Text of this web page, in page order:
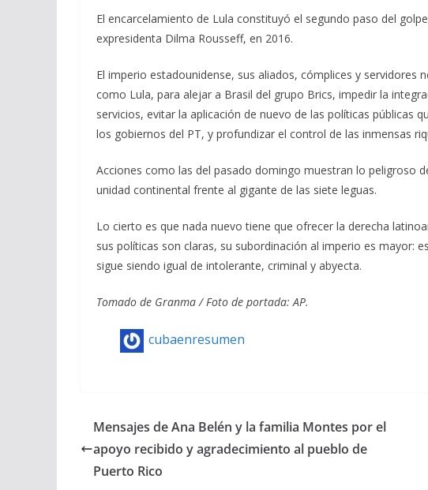
El encarcelamiento de Lula constituyó el segundo paso del
expresidenta Dilma Rousseff, en 2016.
El imperio estadounidense, sus aliados, cómplices y servidores
como Lula, para alejar a Brasil del grupo Brics, impedir la
servicios, evitar la aplicación de nuevo de las políticas públicas
los gobiernos del PT, y profundizar el control de las inmensas
Acciones como las del pasado domingo muestran lo peligroso
unidad continental frente al gigante de las siete leguas.
Lo cierto es que nada nuevo tiene que ofrecer la derecha
sus políticas son claras, su subordinación al imperio es mayor:
sigue siendo igual de intolerante, criminal y abyecta.
Tomado de Granma / Foto de portada: AP.
cubaenresumen
Mensajes de Ana Belén y la familia Montes por el
apoyo recibido y agradecimiento al pueblo de
Puerto Rico